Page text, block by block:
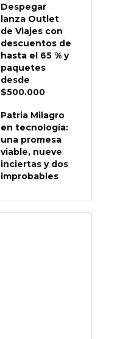
Despegar
lanza Outlet
de Viajes con
descuentos de
hasta el 65 % y
paquetes
desde
$500.000
Patria Milagro
en tecnología:
una promesa
viable, nueve
inciertas y dos
improbables